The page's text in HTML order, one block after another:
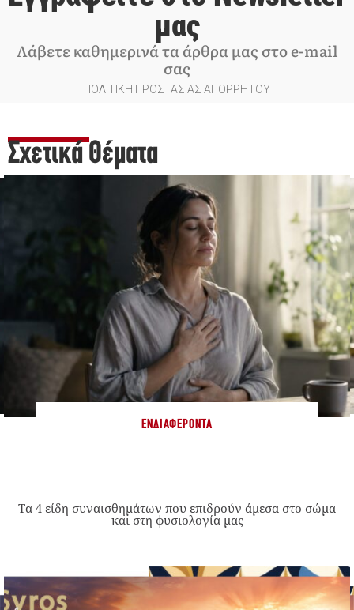
μας
Λάβετε καθημερινά τα άρθρα μας στο e-mail
σας
ΠΟΛΙΤΙΚΗ ΠΡΟΣΤΑΣΙΑΣ ΑΠΟΡΡΗΤΟΥ
Σχετικά Θέματα
ΕΝΔΙΑΦΈΡΟΝΤΑ
Τα 4 είδη συναισθημάτων που επιδρούν άμεσα στο σώμα
και στη φυσιολογία μας